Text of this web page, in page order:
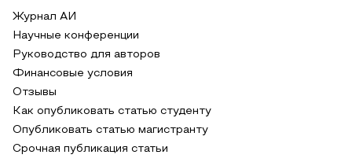
Журнал АИ
Научные конференции
Руководство для авторов
Финансовые условия
Отзывы
Как опубликовать статью студенту
Опубликовать статью магистранту
Срочная публикация статьи